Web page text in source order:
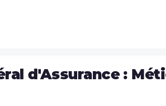
d'Assurance :